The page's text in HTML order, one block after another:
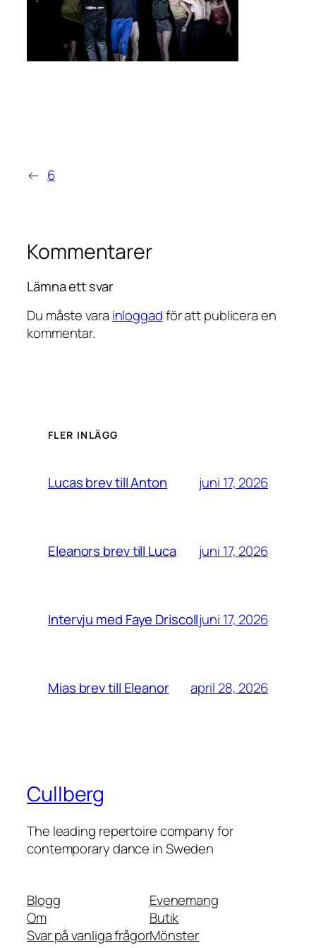
← 6
Kommentarer
Lämna ett svar
Du måste vara inloggadför att publicera en
kommentar.
FLER INLÄGG
Lucas brev till Anton juni 17, 2026
Eleanors brev till Luca juni 17, 2026
Intervju med Faye Driscolljuni 17, 2026
Mias brev till Eleanor april 28, 2026
Cullberg
The leading repertoire company for
contemporary dance in Sweden
Blogg
Om
Svar på vanliga frågor
Evenemang
Butik
Mönster